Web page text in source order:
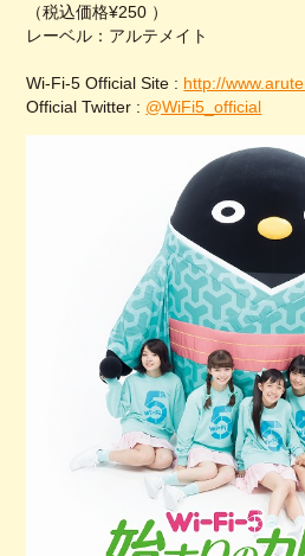
（税込価格¥250 ）
レーベル：アルテメイト
Wi-Fi-5 Official Site : http://
Official Twitter : @WiFi5_official